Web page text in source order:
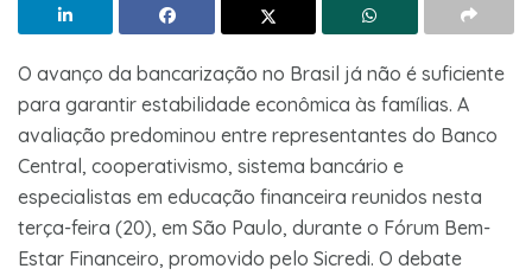
O avanço da bancarização no Brasil já não é suficiente
para garantir estabilidade econômica às famílias. A
avaliação predominou entre representantes do Banco
Central, cooperativismo, sistema bancário e
especialistas em educação financeira reunidos nesta
terça-feira (20), em São Paulo, durante o Fórum Bem-
Estar Financeiro, promovido pelo Sicredi. O debate